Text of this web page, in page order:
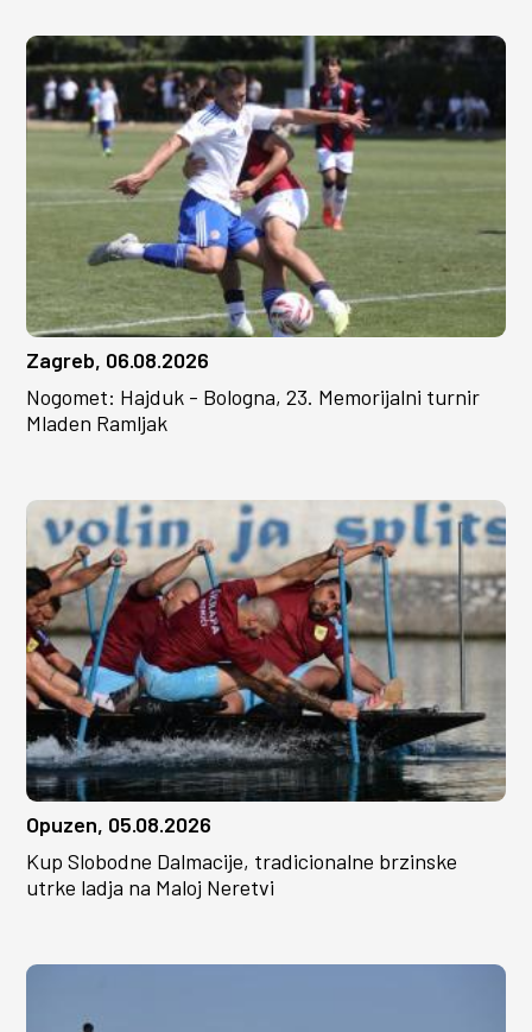
Zagreb, 06.08.2026
Nogomet: Hajduk - Bologna, 23. Memorijalni turnir
Mladen Ramljak
Opuzen, 05.08.2026
Kup Slobodne Dalmacije, tradicionalne brzinske
utrke ladja na Maloj Neretvi